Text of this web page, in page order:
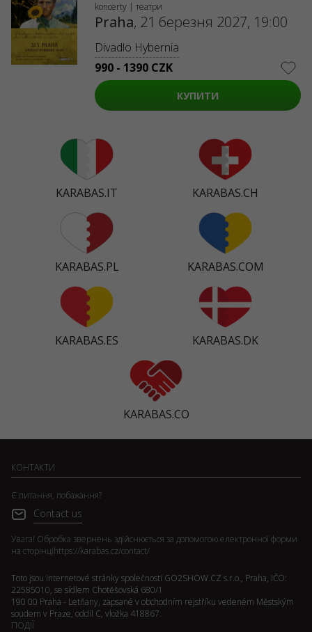
koncerty | театри
Praha, 21 березня 2027, 19:00
Divadlo Hybernia
990 - 1390 CZK
КУПИТИ
KARABAS.IT KARABAS.CH
KARABAS.PL KARABAS.COM
KARABAS.ES KARABAS.DK
KARABAS.CO
КОНТАКТИ
Є питання, побажання?
Contact us
Увага! Обробка звернень здійснюється за допомогою електронної форми
на сторінціhttps://karabas.cz/contact/
Toto jsou internetové stránky společnosti GO2SHOW.CZ s.r.o., Praha, IČO:
22585010, se sídlem Chotěšovská 680/1
190 00 Praha - Letňany, zapsané v obchodním rejstříku vedeném Městským
soudem v Praze, oddíl C, vložka 418867.
ПОДІЇ